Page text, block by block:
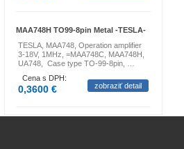
MAA748H TO99-8pin Metal -TESLA-
TESLA, MAA748, Operation amplifier
3-18V, 1MHz, =MAA748C, MAA748H,
UA748, Case type TO-99-8pin, …
Cena s DPH:
0,3600 € zobraziť detail